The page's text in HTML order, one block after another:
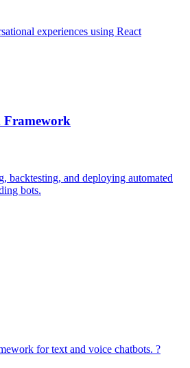
experiences using React
Framework
backtesting, and deploying automated
bots.
for text and voice chatbots. ?